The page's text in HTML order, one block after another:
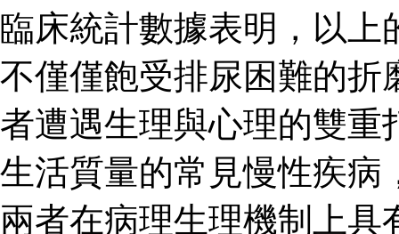
臨床統計數據表明，以上
不僅僅飽受排尿困難的折
者遭遇生理與心理的雙重
生活質量的常見慢性疾病
兩者在病理生理機制上